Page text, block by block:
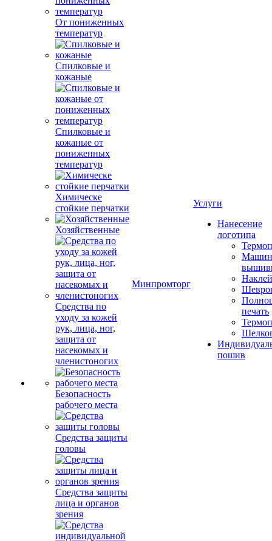
От пониженных
температур
Спилковые и
кожаные
Спилковые и
кожаные от
пониженных
температур
Химическе
стойкие перчатки
Хозяйственные
Средства по
уходу за кожей
рук, лица, ног,
защита от
насекомых и
членистоногих
Безопасность
рабочего места
Средства защиты
головы
Средства защиты
лица и органов
зрения
Минпромторг
Услуги
Нанесение
логотипа
печать
пошив